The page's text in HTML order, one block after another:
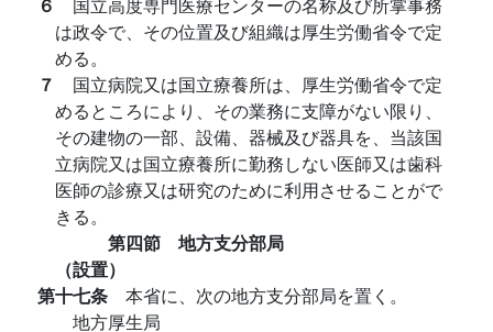
は政令で、その位置及び組織は厚生労働省令で定
める。
７ 国立病院又は国立療養所は、厚生労働省令で定
めるところにより、その業務に支障がない限り、
その建物の一部、設備、器械及び器具を、当該国
立病院又は国立療養所に勤務しない医師又は歯科
医師の診療又は研究のために利用させることがで
きる。
第四節 地方支分部局
（設置）
第十七条 本省に、次の地方支分部局を置く。
地方厚生局